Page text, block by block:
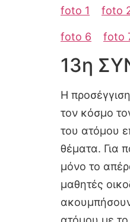
foto 1 foto
foto 6 foto
13η
Η
τον κόσμο
του ατόμου
θέματα. Για
μόνο το
μαθητές